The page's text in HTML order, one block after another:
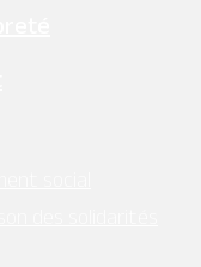
social
des solidarités